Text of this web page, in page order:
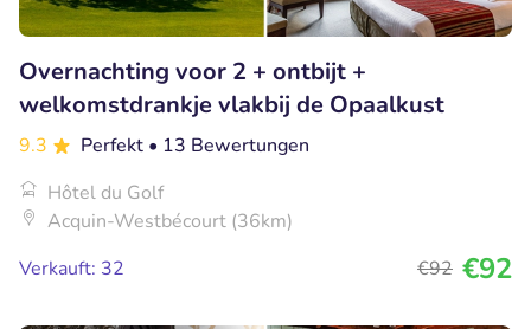
Overnachting voor 2 + ontbijt +
welkomstdrankje vlakbij de Opaalkust
9.3 Perfekt • 13 Bewertungen
Hôtel du Golf
Acquin-Westbécourt (36km)
Verkauft: 32
€92 €92